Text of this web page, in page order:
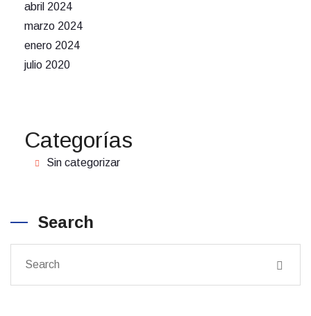
abril 2024
marzo 2024
enero 2024
julio 2020
Categorías
Sin categorizar
Search